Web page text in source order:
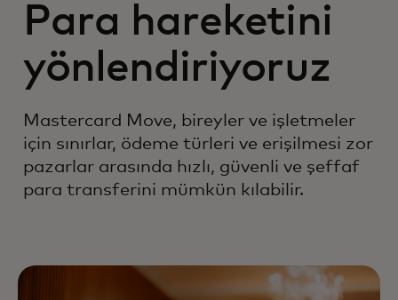
Para hareketini
yönlendiriyoruz
Mastercard Move, bireyler ve işletmeler
için sınırlar, ödeme türleri ve erişilmesi zor
pazarlar arasında hızlı, güvenli ve şeffaf
para transferini mümkün kılabilir.